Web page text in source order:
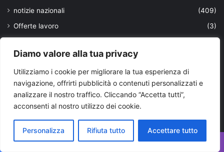
Diamo valore alla tua privacy
Utilizziamo i cookie per migliorare la tua esperienza di
navigazione, offrirti pubblicità o contenuti personalizzati e
analizzare il nostro traffico. Cliccando “Accetta tutti”,
acconsenti al nostro utilizzo dei cookie.
Personalizza Rifiuta tutto Accettare tutto
notizie nazionali
(409)
Offerte lavoro
(3)
Personaggi
Politica
Politica bari e bat
(302)
Politica Brindisi
politica europea
Politica Foggia